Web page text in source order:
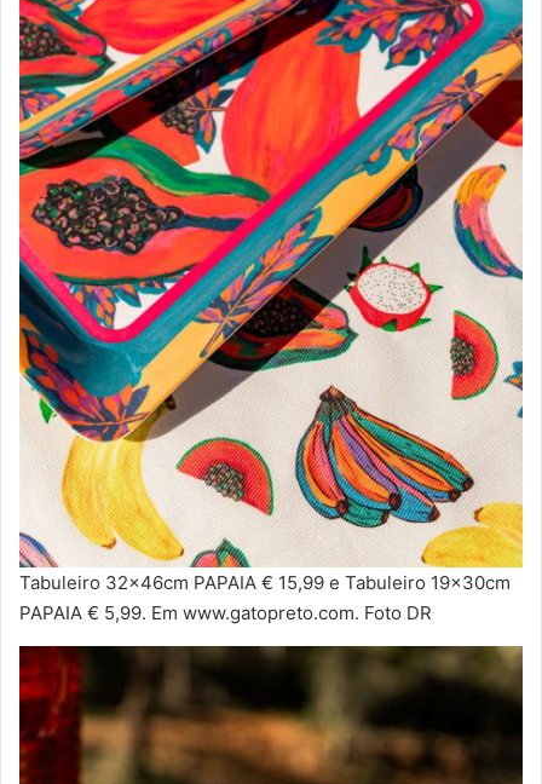
Tabuleiro 32x46cm PAPAIA € 15,99 e Tabuleiro 19x30cm
PAPAIA € 5,99. Em www.gatopreto.com. Foto DR